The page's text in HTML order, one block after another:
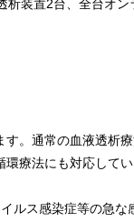
装置2台、全台オ
。通常の血液透析
療法にも対応してい
ルス感染症等の急な